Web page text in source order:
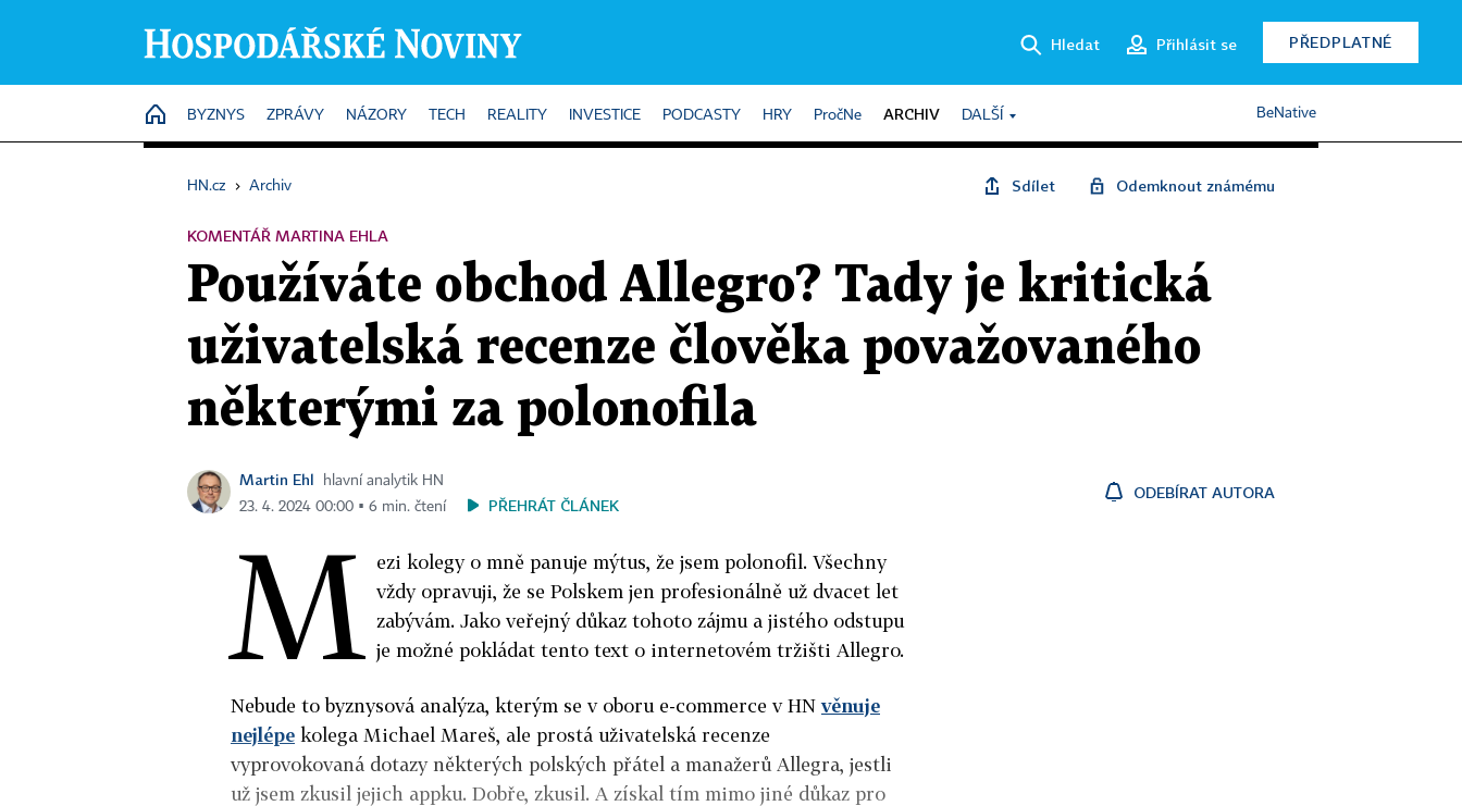
Hledat Přihlásit se PŘEDPLATNÉ
HOME
BYZNYS ZPRÁVY NÁZORY TECH REALITY INVESTICE PODCASTY HRY PročNe ARCHIV DALŠÍ BeNative
HN.cz › Archiv Sdílet Odemknout známému
KOMENTÁŘ MARTINA EHLA
Používáte obchod Allegro? Tady je kritická
uživatelská recenze člověka považovaného
některými za polonofila
Martin Ehl
hlavní analytik HN
23. 4. 2024 00:00 ▪ 6 min. čtení
PŘEHRÁT ČLÁNEK
ODEBÍRAT AUTORA
M ezi kolegy o mně panuje mýtus, že jsem polonofil. Všechny
vždy opravuji, že se Polskem jen profesionálně už dvacet let
zabývám. Jako veřejný důkaz tohoto zájmu a jistého odstupu
je možné pokládat tento text o internetovém tržišti Allegro.
Nebude to byznysová analýza, kterým se v oboru e-commerce v HNvěnuje
nejlépe kolega Michael Mareš, ale prostá uživatelská recenze
vyprovokovaná dotazy některých polských přátel a manažerů Allegra, jestli
už jsem zkusil jejich appku. Dobře, zkusil. A získal tím mimo jiné důkaz pro